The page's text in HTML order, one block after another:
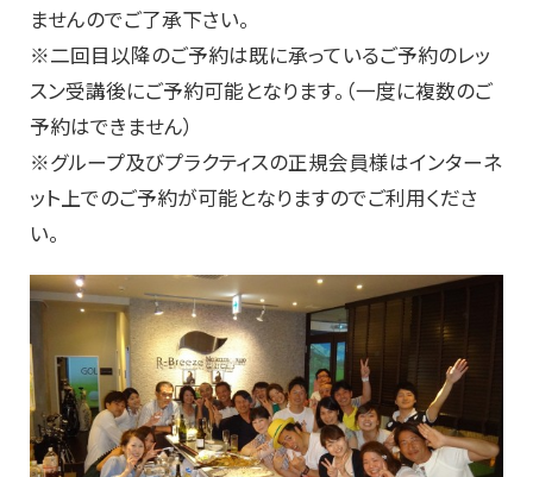
ませんのでご了承下さい。
※二回目以降のご予約は既に承っているご予約のレッ
スン受講後にご予約可能となります。（一度に複数のご
予約はできません）
※グループ及びプラクティスの正規会員様はインターネ
ット上でのご予約が可能となりますのでご利用くださ
い。